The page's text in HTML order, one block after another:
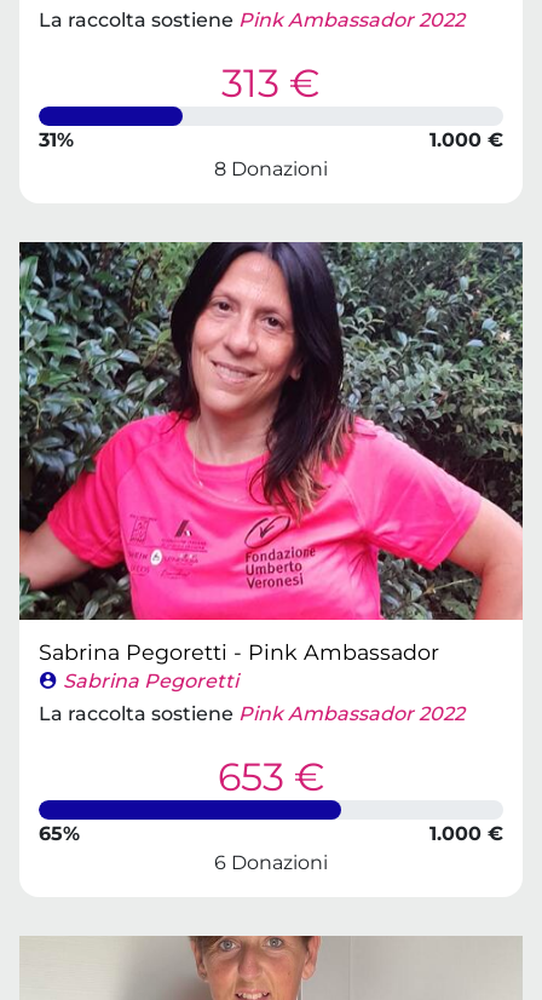
La raccolta sostiene Pink Ambassador 2022
313 €
31%
1.000 €
8 Donazioni
Sabrina Pegoretti - Pink Ambassador
Sabrina Pegoretti
La raccolta sostiene Pink Ambassador 2022
653 €
65%
1.000 €
6 Donazioni